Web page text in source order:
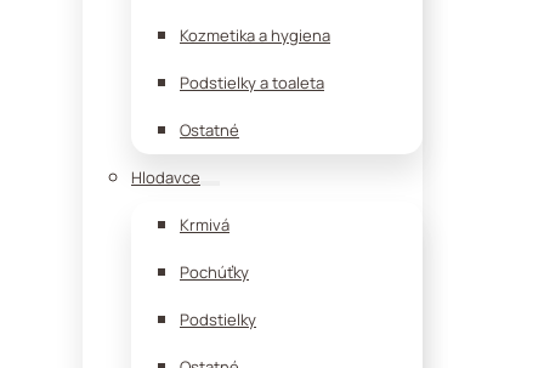
Kozmetika a hygiena
Podstielky a toaleta
Ostatné
Hlodavce
Krmivá
Pochúťky
Podstielky